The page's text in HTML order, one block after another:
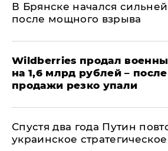
В Брянске начался
после мощного взрыва
​Wildberries продал
на 1,6 млрд рублей –
продажи резко упали
Спустя два года Путин
украинское